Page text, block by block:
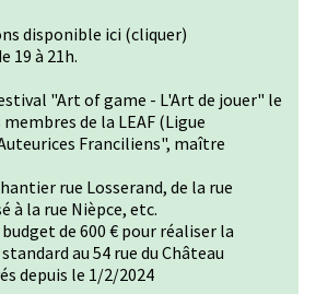
disponible ici (cliquer)
19 à 21h.
"Art of game - L'Art de jouer" le
de la LEAF (Ligue
Franciliens", maître
rue Losserand, de la rue
à la rue Nièpce, etc.
de 600 € pour réaliser la
au 54 rue du Château
depuis le 1/2/2024